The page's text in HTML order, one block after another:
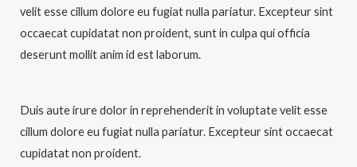
velit esse cillum dolore eu fugiat nulla pariatur. Excepteur sint
occaecat cupidatat non proident, sunt in culpa qui officia
deserunt mollit anim id est laborum.
Duis aute irure dolor in reprehenderit in voluptate velit esse
cillum dolore eu fugiat nulla pariatur. Excepteur sint occaecat
cupidatat non proident.